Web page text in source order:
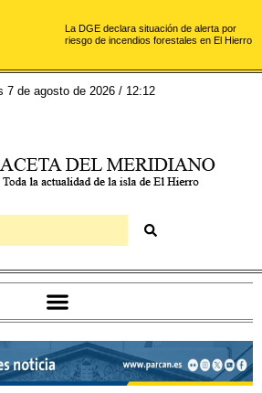
La DGE declara situación de alerta por
riesgo de incendios forestales en El Hierro
7 de agosto de 2026 / 12:12